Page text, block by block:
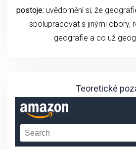
postoje: uvědomění si, že
spolupracovat s jinými obory,
geografie a co už
Teoretické